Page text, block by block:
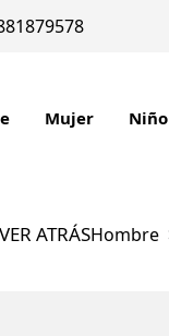
Mujer Niño
ATRÁSHombre